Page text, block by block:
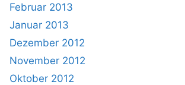
Februar 2013
Januar 2013
Dezember 2012
November 2012
Oktober 2012